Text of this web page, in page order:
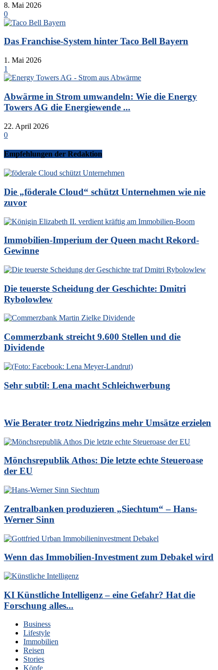
8. Mai 2026
0
Das Franchise-System hinter Taco Bell Bayern
1. Mai 2026
1
Abwärme in Strom umwandeln: Wie die Energy
Towers AG die Energiewende ...
22. April 2026
0
Empfehlungen der Redaktion
Die „föderale Cloud“ schützt Unternehmen wie nie
zuvor
Immobilien-Imperium der Queen macht Rekord-
Gewinne
Die teuerste Scheidung der Geschichte: Dmitri
Rybolowlew
Commerzbank streicht 9.600 Stellen und die
Dividende
Sehr subtil: Lena macht Schleichwerbung
Wie Berater trotz Niedrigzins mehr Umsätze erzielen
Mönchsrepublik Athos: Die letzte echte Steueroase
der EU
Zentralbanken produzieren „Siechtum“ – Hans-
Werner Sinn
Wenn das Immobilien-Investment zum Debakel wird
KI Künstliche Intelligenz – eine Gefahr? Hat die
Forschung alles...
Business
Lifestyle
Immobilien
Reisen
Stories
Köpfe